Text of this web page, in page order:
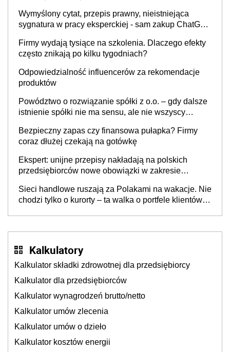
Wymyślony cytat, przepis prawny, nieistniejąca
sygnatura w pracy eksperckiej - sam zakup ChatGPT
Firmy wydają tysiące na szkolenia. Dlaczego efekty
często znikają po kilku tygodniach?
Odpowiedzialność influencerów za rekomendacje
produktów
Powództwo o rozwiązanie spółki z o.o. – gdy dalsze
istnienie spółki nie ma sensu, ale nie wszyscy
Bezpieczny zapas czy finansowa pułapka? Firmy
coraz dłużej czekają na gotówkę
Ekspert: unijne przepisy nakładają na polskich
przedsiębiorców nowe obowiązki w zakresie
Sieci handlowe ruszają za Polakami na wakacje. Nie
chodzi tylko o kurorty – ta walka o portfele klientów
Kalkulatory
Kalkulator składki zdrowotnej dla przedsiębiorcy
Kalkulator dla przedsiębiorców
Kalkulator wynagrodzeń brutto/netto
Kalkulator umów zlecenia
Kalkulator umów o dzieło
Kalkulator kosztów energii